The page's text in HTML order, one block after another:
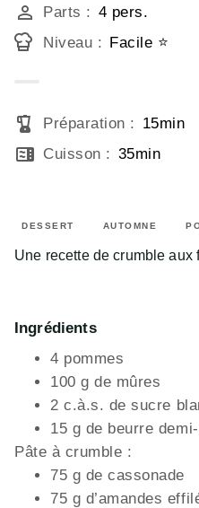
person_outline Parts : 4 pers.
Niveau : Facile ⭐
blender Préparation : 15min
microwave Cuisson : 35min
DESSERT AUTOMNE
Une recette de crumble aux
Ingrédients
4 pommes
100 g de mûres
2 c.à.s. de sucre
15 g de beurre
Pâte à crumble :
75 g de cassonade
75 g d’amandes